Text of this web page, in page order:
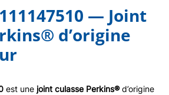
— Joint
d’origine
est une joint culasse Perkins®d’origine